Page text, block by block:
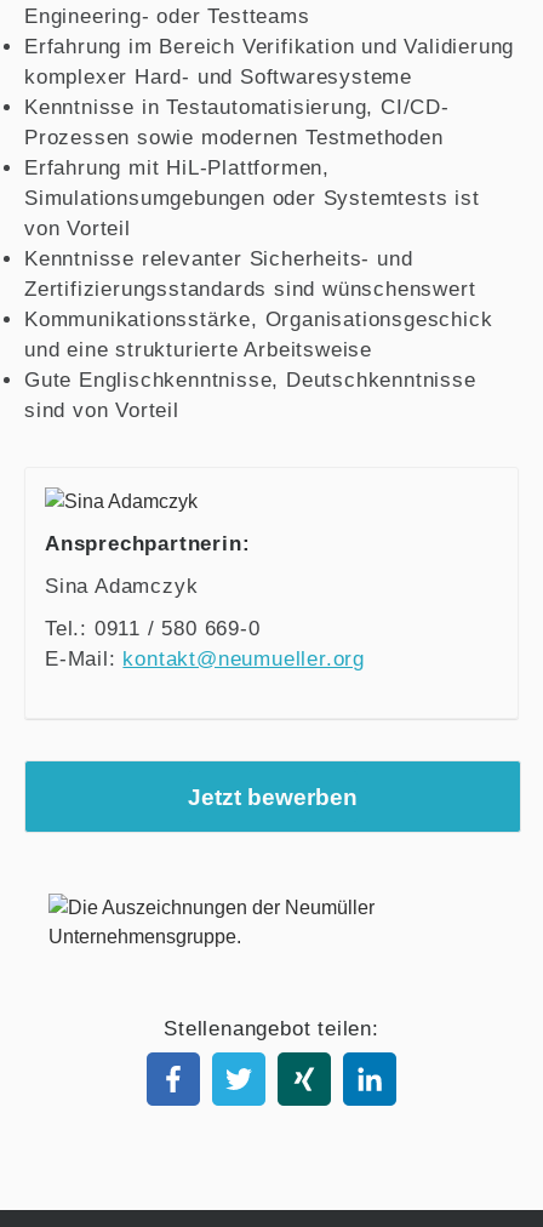
Engineering- oder Testteams
Erfahrung im Bereich Verifikation und Validierung
komplexer Hard- und Softwaresysteme
Kenntnisse in Testautomatisierung, CI/CD-
Prozessen sowie modernen Testmethoden
Erfahrung mit HiL-Plattformen,
Simulationsumgebungen oder Systemtests ist
von Vorteil
Kenntnisse relevanter Sicherheits- und
Zertifizierungsstandards sind wünschenswert
Kommunikationsstärke, Organisationsgeschick
und eine strukturierte Arbeitsweise
Gute Englischkenntnisse, Deutschkenntnisse
sind von Vorteil
Ansprechpartnerin:
Sina Adamczyk
Tel.: 0911 / 580 669-0
E-Mail: kontakt@neumueller.org
Jetzt bewerben
Stellenangebot teilen: